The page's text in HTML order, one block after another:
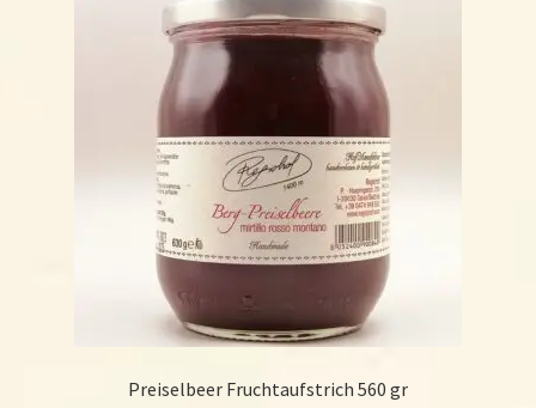
Preiselbeer Fruchtaufstrich 560 gr